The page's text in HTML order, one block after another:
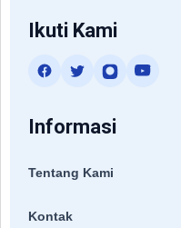
Ikuti Kami
Informasi
Tentang Kami
Kontak